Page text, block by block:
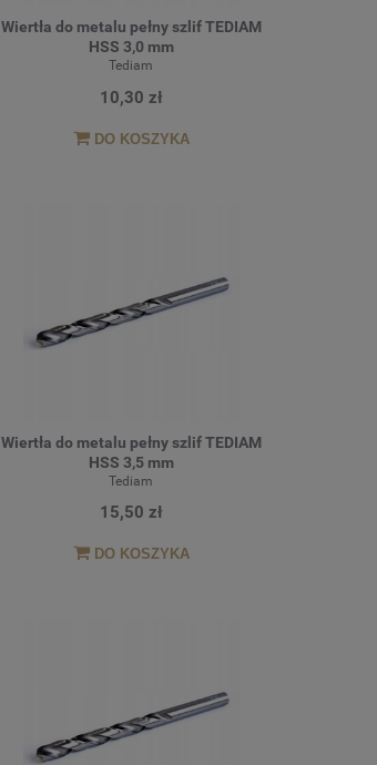
Wiertła do metalu pełny szlif TEDIAM
HSS 3,0 mm
Tediam
10,30 zł
DO KOSZYKA
Wiertła do metalu pełny szlif TEDIAM
HSS 3,5 mm
Tediam
15,50 zł
DO KOSZYKA